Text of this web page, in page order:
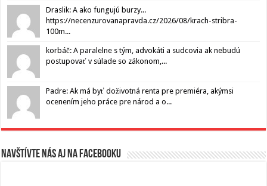
Draslik: A ako fungujú burzy...
https://necenzurovanapravda.cz/2026/08/krach-stribra-
100m...
korbáč: A paralelne s tým, advokáti a sudcovia ak nebudú
postupovať v súlade so zákonom,...
Padre: Ak má byť doživotná renta pre premiéra, akýmsi
ocenením jeho práce pre národ a o...
Navštívte nás aj na Facebooku